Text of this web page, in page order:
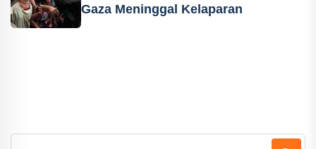
Gaza Meninggal Kelaparan